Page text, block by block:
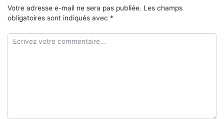
Votre adresse e-mail ne sera pas publiée. Les champs
obligatoires sont indiqués avec *